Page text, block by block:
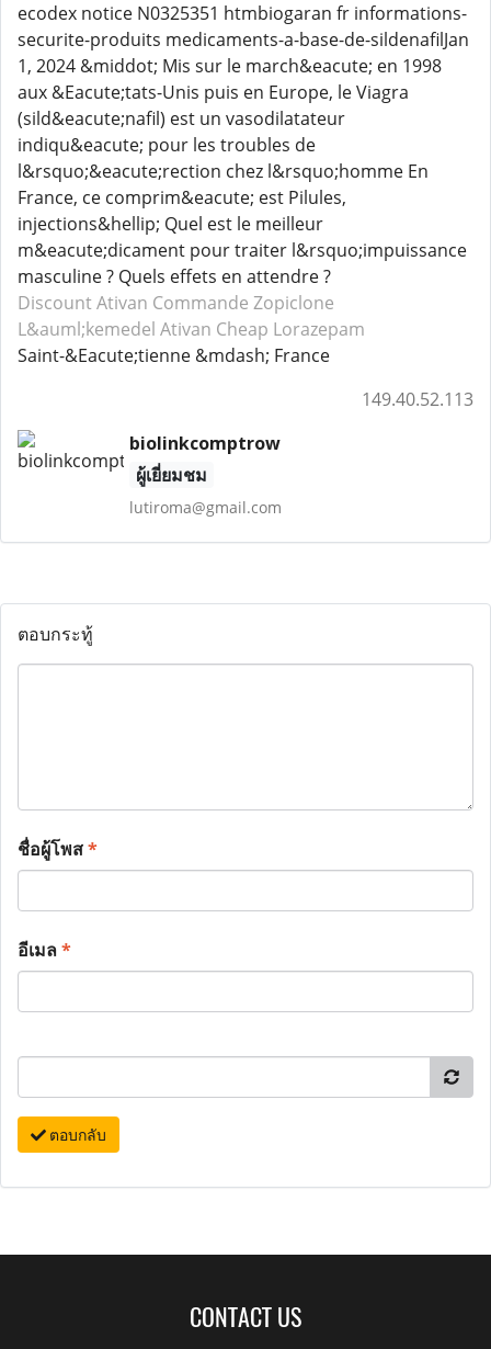
ecodex notice N0325351 htmbiogaran fr informations-
securite-produits medicaments-a-base-de-sildenafilJan
1, 2024 &middot; Mis sur le march&eacute; en 1998
aux &Eacute;tats-Unis puis en Europe, le Viagra
(sild&eacute;nafil) est un vasodilatateur
indiqu&eacute; pour les troubles de
l&rsquo;&eacute;rection chez l&rsquo;homme En
France, ce comprim&eacute; est Pilules,
injections&hellip; Quel est le meilleur
m&eacute;dicament pour traiter l&rsquo;impuissance
masculine ? Quels effets en attendre ?
Discount Ativan Commande Zopiclone
L&auml;kemedel Ativan Cheap Lorazepam
Saint-&Eacute;tienne &mdash; France
149.40.52.113
biolinkcomptrow
ผู้เยี่ยมชม
lutiroma@gmail.com
ตอบกระทู้
ชื่อผู้โพส*
อีเมล*
ตอบกลับ
CONTACT US